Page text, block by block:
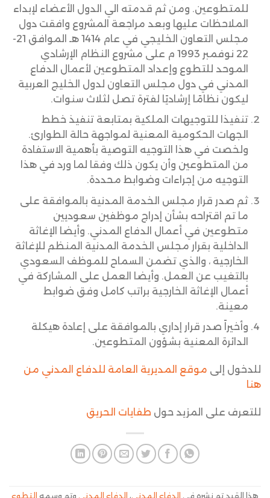
للمتطوعين. ومن ثم قدمته الي الدول الأعضاء لإبداء
الملاحظات عليها وبعد مراجعة المشروع وافقت دول
مجلس التعاون الخليجي في عام 1414 هـ الموافق 21-
22 نوفمبر 1993 م على مشروع النظام الإرشادي
الموحد للتطوع وإعداد المتطوعين لأعمال الدفاع
المدني في دول مجلس التعاون لدول الخليج العربية
ليكون نظامًا إرشاديًا لفترة تصل لثلاث سنوات.
تنفيذا للتوجيهات الملكية بمتابعة تنفيذ خطط
الجهات الحكومية المعنية لمواجهة حالة الطوارئ.
ولخصت في هذا التوجيه التوصية بأهمية الاستفادة
من المتطوعين وأن يكون ذلك وفقا لما ورد في هذا
التوجيه من إجراءات وضوابط محددة.
ثم صدر قرار مجلس الخدمة المدنية بالموافقة على
ما تم اقتراحه بشأن إدراج موظفين سعوديين
متطوعين في أعمال الدفاع المدني. وأيضا الإغاثة
الداخلية بقرار مجلس الخدمة المدنية المنظم للإغاثة
الخارجية ، والذي تضمن السماح للموظف السعودي
بالتغيب عن العمل. وأيضا العمل على المشاركة في
أعمال الإغاثة الخارجية براتب كامل وفق ضوابط
معينة.
وأخيراً صدر قرار إداري بالموافقة على إعادة هيكلة
الدائرة المعنية بشؤون المتطوعين.
للدخول إلى موقع المديرية العامة للدفاع المدني من
هنا
للتعرف على المزيد حول طفايات الحريق
هذا القيد تم نشره في الدفاع المدني، الدفاع المدني وتم وسمه التطوع